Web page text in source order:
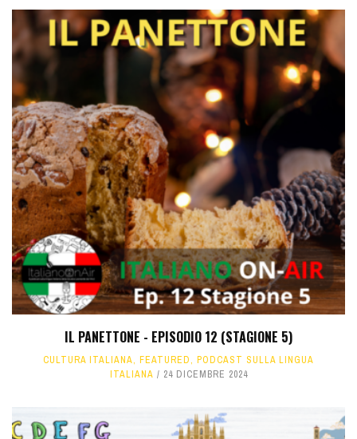
IL PANETTONE - EPISODIO 12 (STAGIONE 5)
CULTURA ITALIANA, FEATURED, PODCAST SULLA LINGUA
ITALIANA
24 DICEMBRE 2024